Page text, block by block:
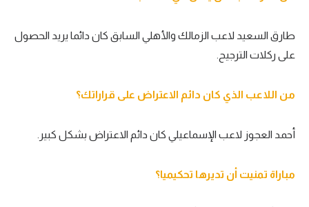
طارق السعيد لاعب الزمالك والأهلي السابق كان دائما يريد الحصول
على ركلات الترجيح.
من اللاعب الذي كان دائم الاعتراض على قراراتك؟
أحمد العجوز لاعب الإسماعيلي كان دائم الاعتراض بشكل كبير.
مباراة تمنيت أن تديرها تحكيميا؟